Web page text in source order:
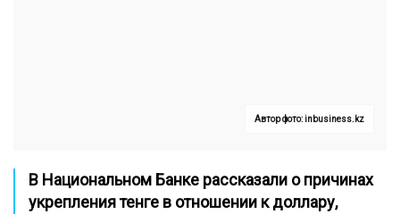
Автор фото: inbusiness.kz
В Национальном Банке рассказали о причинах
укрепления тенге в отношении к доллару,